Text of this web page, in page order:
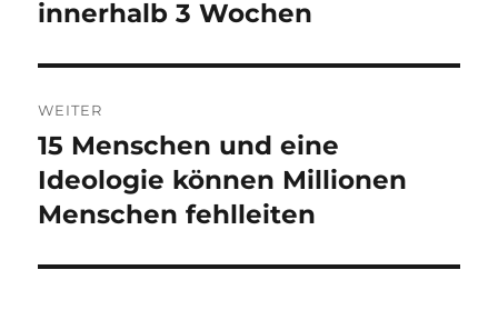
Beitrag:
innerhalb 3 Wochen
WEITER
Nächster
Beitrag:
15 Menschen und eine
Ideologie können Millionen
Menschen fehlleiten